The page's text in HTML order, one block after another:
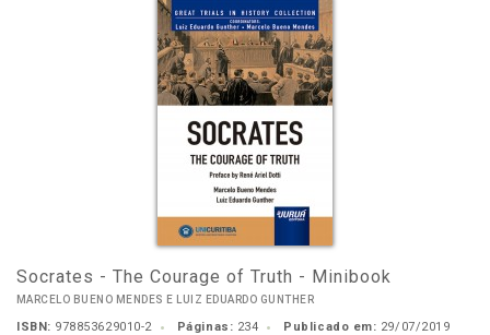
Socrates - The Courage of Truth - Minibook
MARCELO BUENO MENDES E LUIZ EDUARDO GUNTHER
ISBN: 978853629010-2 Páginas: 234 Publicado em: 29/07/2019